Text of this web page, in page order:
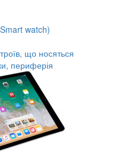
watch)
що носяться
периферія